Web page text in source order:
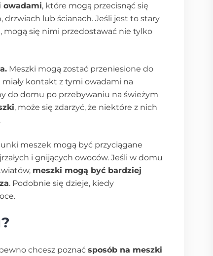
owadami, które mogą przecisnąć się
drzwiach lub ścianach. Jeśli jest to stary
się nimi przedostawać nie tylko
Meszki mogą zostać przeniesione do
kontakt z tymi owadami na
do domu po przebywaniu na świeżym
, może się zdarzyć, że niektóre z nich
meszek mogą być przyciągane
i gnijących owoców. Jeśli w domu
meszki mogą być bardziej
. Podobnie się dzieje, kiedy
chcesz poznać sposób na meszki